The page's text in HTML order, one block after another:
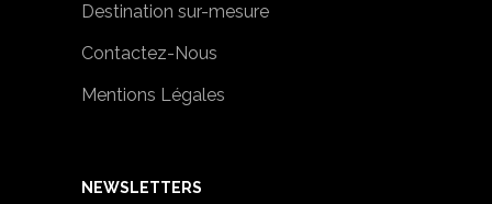
Destination sur-mesure
Contactez-Nous
Mentions Légales
NEWSLETTERS